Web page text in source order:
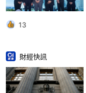
13
財經快訊